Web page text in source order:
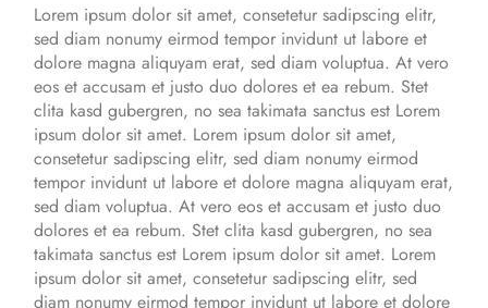
Lorem ipsum dolor sit amet, consetetur sadipscing elitr,
sed diam nonumy eirmod tempor invidunt ut labore et
dolore magna aliquyam erat, sed diam voluptua. At vero
eos et accusam et justo duo dolores et ea rebum. Stet
clita kasd gubergren, no sea takimata sanctus est Lorem
ipsum dolor sit amet. Lorem ipsum dolor sit amet,
consetetur sadipscing elitr, sed diam nonumy eirmod
tempor invidunt ut labore et dolore magna aliquyam erat,
sed diam voluptua. At vero eos et accusam et justo duo
dolores et ea rebum. Stet clita kasd gubergren, no sea
takimata sanctus est Lorem ipsum dolor sit amet. Lorem
ipsum dolor sit amet, consetetur sadipscing elitr, sed
diam nonumy eirmod tempor invidunt ut labore et dolore